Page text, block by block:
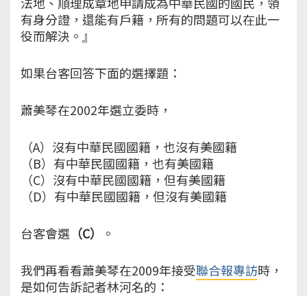
有身分證，還能有戶籍，所有的問題可以在此一
役而解決。』
如果台客回答下面的選擇題：
蕭美琴在2002年選立委時，
（A）沒有中華民國國籍，也沒有美國籍
（B）有中華民國國籍，也有美國籍
（C）沒有中華民國國籍，但有美國籍
（D）有中華民國國籍，但沒有美國籍
台客會選 （C） 。
我們再看看蕭美琴在2009年接受聯合報專訪時，
是如何告訴記者林河名的：